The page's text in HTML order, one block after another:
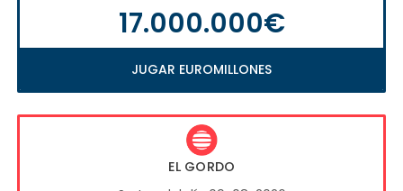
17.000.000€
JUGAR EUROMILLONES
EL GORDO